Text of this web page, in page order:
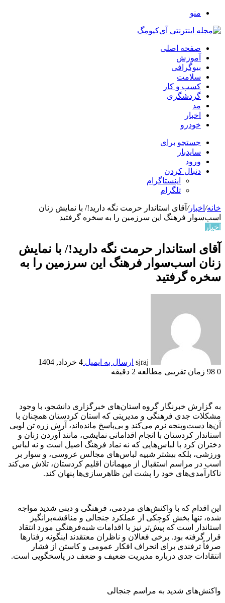
منو
صفحه اصلی
آموزش
بیوگرافی
سلامت
کسب و کار
گردشگری
مد
اخبار
خودرو
جستجو برای
سایدبار
ورود
دنبال کردن
اینستاگرام
تلگرام
خانه/ اخبار/ آقای استاندار حرمت نگه دارید!/ با نمایش زنان
اسب‌سوار فرهنگ این سرزمین را به سخره گرفتید
اخبار
آقای استاندار حرمت نگه دارید!/ با نمایش
زنان اسب‌سوار فرهنگ این سرزمین را به
سخره گرفتید
sjraj ارسال به ایمیل 4 خرداد, 1404
0
زمان تقریبی مطالعه 2 دقیقه
به گزارش خبرنگار گروه استان‌های خبرگزاری دانشجو، با وجود
مشکلات جدی فرهنگی و مدیریتی که استان کردستان همچنان با
آن‌ها دست‌وپنجه نرم می‌کند و بی‌پاسخ مانده‌اند، آرش زره تن لویی
استاندار کردستان با انجام اقداماتی نمایشی، مانند آوردن زنان و
دختران کرد با لباس‌هایی که نه نماد فرهنگ اصیل است و نه لباس
ورزشی، بلکه بیشتر شبیه لباس‌های مجالس عروسی، و سوار بر
اسب در مراسم استقبال از میهمانان اقلیم کردستان، تلاش می‌کند
ناکارآمدی‌های خود را پشت این ظاهرسازی‌ها پنهان کند.
این اقدام که با واکنش‌های مردمی، فرهنگی و دینی شدید مواجه
شده، تنها بخش کوچکی از عملکرد جنجالی و مناقشه‌برانگیز
استاندار است که پیش‌تر نیز با اقدامات شبه‌فرهنگی مورد انتقاد
قرار گرفته بود. برخی فعالان و ناظران معتقدند اینگونه رفتارها
صرفاً ترفندی برای انحراف افکار عمومی و کاستن از فشار
انتقادات جدی درباره مدیریت ضعیف و ضعف در پاسخگویی است.
واکنش‌های شدید به مراسم جنجالی